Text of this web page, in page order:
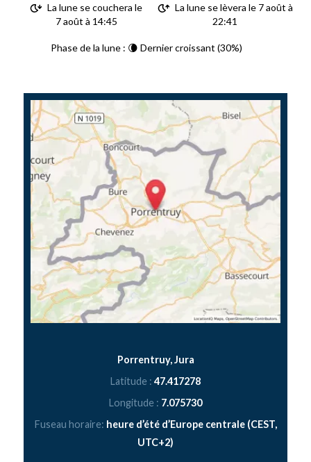
La lune se couchera le
7 août à 14:45
La lune se lèvera le 7 août à
22:41
Phase de la lune : 🌘 Dernier croissant (30%)
Porrentruy, Jura
Latitude : 47.417278
Longitude : 7.075730
Fuseau horaire: heure d’été d’Europe centrale (CEST,
UTC+2)